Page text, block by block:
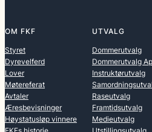
OM FKF
Styret
Dyrevelferd
Lover
Møtereferat
Avtaler
Æresbevisninger
Høystatusløp vinnere
UTVALG
Dommerutvalg
Dommerutvalg
Instruktørutvalg
Raseutvalg
Framtidsutvalg
Medieutvalg